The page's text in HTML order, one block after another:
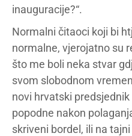
inauguracije?“.
Normalni čitaoci koji bi
normalne, vjerojatno su
što me boli neka stvar
svom slobodnom
novi hrvatski
popodne nakon
skriveni bordel, ili na